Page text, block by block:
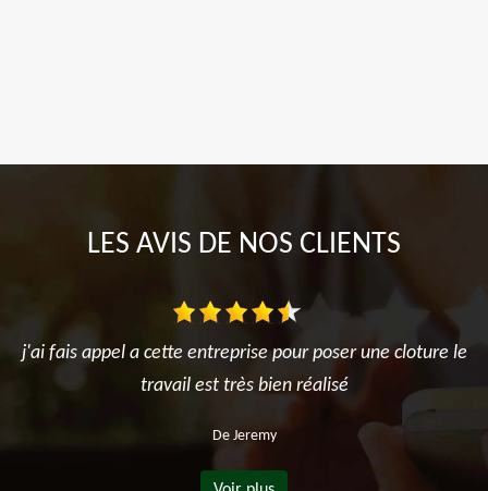
LES AVIS DE NOS CLIENTS
j'ai fais appel a cette entreprise pour poser une cloture le
travail est très bien réalisé
De Jeremy